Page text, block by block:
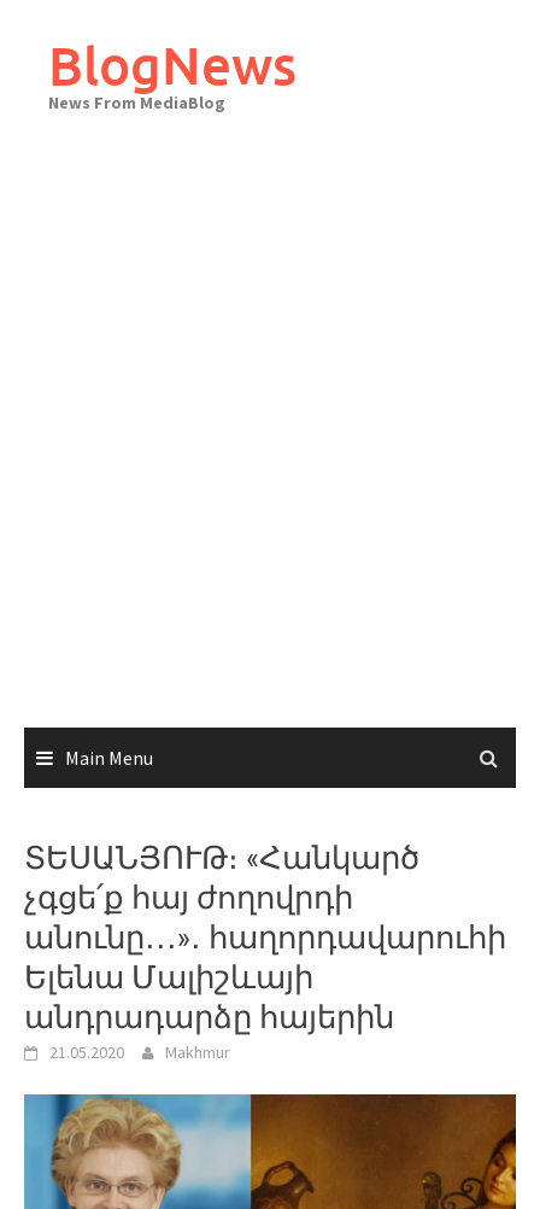
contentBlogNews
News From MediaBlog
Main Menu
ՏԵՍԱՆՅՈՒԹ։ «Հանկարծ
չգցե՛ք հայ ժողովրդի
անունը․․․»․ հաղորդավարուհի
Ելենա Մալիշևայի
անդրադարձը հայերին
21.05.2020 Makhmur